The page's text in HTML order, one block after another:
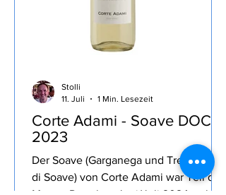
Corte Adami - Soave DOC
2023
Der Soave (Garganega und Trebbiano
Stolli
11. Juli
1 Min. Lesezeit